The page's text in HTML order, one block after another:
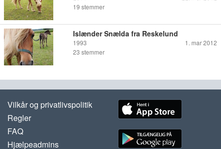
19 stemmer
Islænder Snælda fra Reskelund
1993
1. mar 2012
23 stemmer
Vilkår og privatlivspolitik
Regler
FAQ
Hjælpeadmins